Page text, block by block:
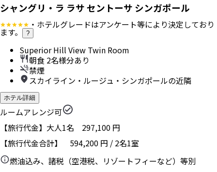
シャングリ・ラ ラサ セントーサ シンガポール
・ホテルグレードはアンケート等により決定しており
ます。 ?
Superior Hill View Twin Room
朝食 2名様分あり
禁煙
スカイライン・ルージュ・シンガポールの近隣
ホテル詳細
ルームアレンジ可
【旅行代金】大人1名 297,100 円
【旅行代金合計】 594,200 円 / 2名1室
燃油込み、諸税（空港税、リゾートフィーなど）等別